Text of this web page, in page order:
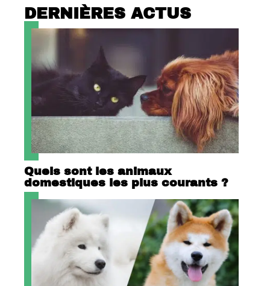
DERNIÈRES ACTUS
Quels sont les animaux
domestiques les plus courants ?